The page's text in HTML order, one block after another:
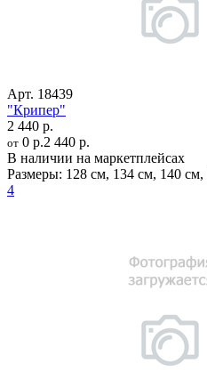
Арт. 18439
"Крипер"
2 440 р.
от 0 р.2 440 р.
В наличии на маркетплейсах
Размеры: 128 см, 134 см, 140 см,
4